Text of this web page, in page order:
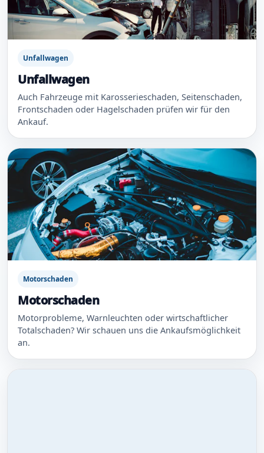
Unfallwagen
Unfallwagen
Auch Fahrzeuge mit Karosserieschaden, Seitenschaden,
Frontschaden oder Hagelschaden prüfen wir für den
Ankauf.
Motorschaden
Motorschaden
Motorprobleme, Warnleuchten oder wirtschaftlicher
Totalschaden? Wir schauen uns die Ankaufsmöglichkeit
an.